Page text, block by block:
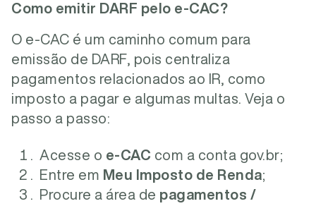
Como emitir DARF pelo e-CAC?
O e-CAC é um caminho comum para
emissão de DARF, pois centraliza
pagamentos relacionados ao IR, como
imposto a pagar e algumas multas. Veja o
passo a passo:
Acesse o e-CAC com a conta gov.br;
Entre em Meu Imposto de Renda;
Procure a área de pagamentos /